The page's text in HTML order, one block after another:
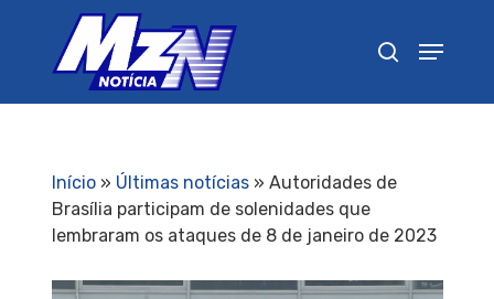
Início» Últimas notícias» Autoridades de
Brasília participam de solenidades que
lembraram os ataques de 8 de janeiro de 2023